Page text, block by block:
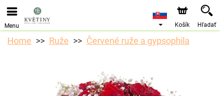
Objednávky prijímame prostredníctvom nášho e-shopu.
Najskorší možný termín doručenia je od 10.8.2026 z
Menu Košík Hľadať
Home Ruže Červené ruže a gypsophila